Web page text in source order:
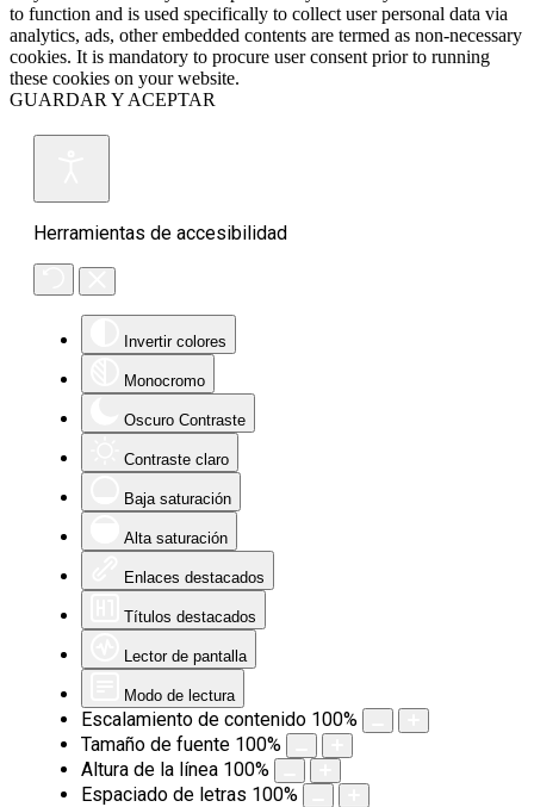
to function and is used specifically to collect user personal data via
analytics, ads, other embedded contents are termed as non-necessary
cookies. It is mandatory to procure user consent prior to running
these cookies on your website.
GUARDAR Y ACEPTAR
Herramientas de accesibilidad
Invertir colores
Monocromo
Oscuro Contraste
Contraste claro
Baja saturación
Alta saturación
Enlaces destacados
Títulos destacados
Lector de pantalla
Modo de lectura
Escalamiento de contenido 100%
Tamaño de fuente 100%
Altura de la línea 100%
Espaciado de letras 100%